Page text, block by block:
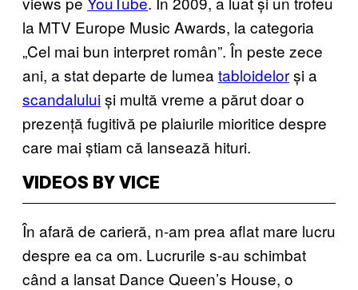
la MTV Europe Music Awards, la categoria
„Cel mai bun interpret român”. În peste zece
ani, a stat departe de lumea tabloidelorși a
scandaluluiși multă vreme a părut doar o
prezență fugitivă pe plaiurile mioritice despre
care mai știam că lansează hituri.
VIDEOS BY VICE
În afară de carieră, n-am prea aflat mare lucru
despre ea ca om. Lucrurile s-au schimbat
când a lansat Dance Queen’s House, o